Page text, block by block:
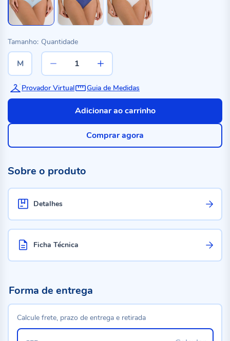
Tamanho:
M
Quantidade
Provador Virtual Guia de Medidas
Adicionar ao carrinho
Comprar agora
Sobre o produto
Detalhes
Ficha Técnica
Forma de entrega
Calcule frete, prazo de entrega e retirada